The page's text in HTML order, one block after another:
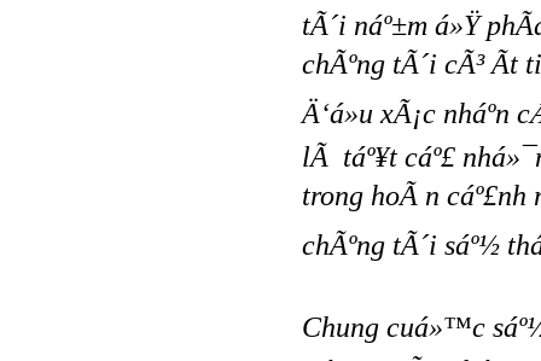
tÃ´i náº±m á»Ÿ
chÃºng tÃ´i cÃ³ Ã­t
Ä‘á»u xÃ¡c
lÃ táº¥t cáº£
trong hoÃ n cáº£nh
chÃºng tÃ´i sáº½
Chung cuá»™c